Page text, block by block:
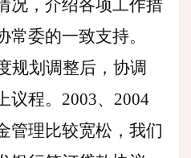
况，介绍各项工作措
委的一致支持。
规划调整后，协调
程。 2003、2004
管理比较宽松，我们